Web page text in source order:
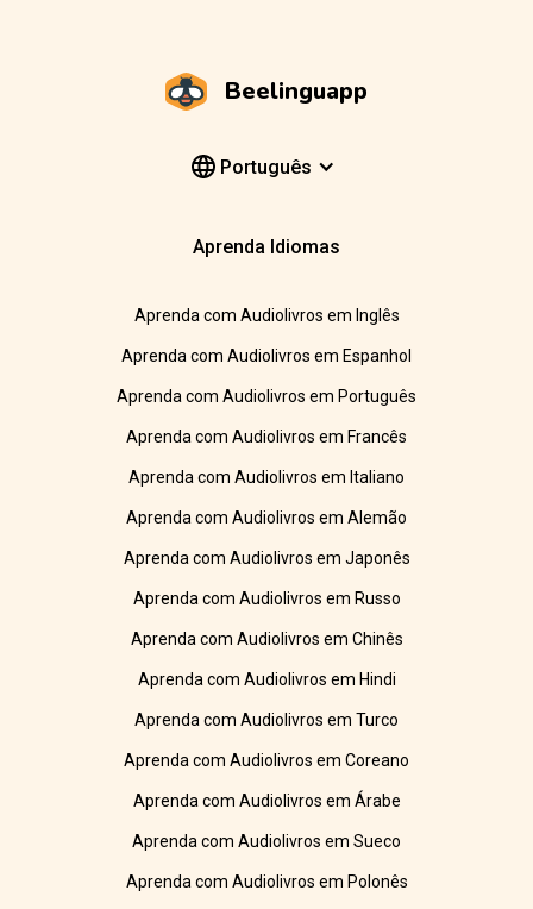
Beelinguapp
Português
Aprenda Idiomas
Aprenda com Audiolivros em Inglês
Aprenda com Audiolivros em Espanhol
Aprenda com Audiolivros em Português
Aprenda com Audiolivros em Francês
Aprenda com Audiolivros em Italiano
Aprenda com Audiolivros em Alemão
Aprenda com Audiolivros em Japonês
Aprenda com Audiolivros em Russo
Aprenda com Audiolivros em Chinês
Aprenda com Audiolivros em Hindi
Aprenda com Audiolivros em Turco
Aprenda com Audiolivros em Coreano
Aprenda com Audiolivros em Árabe
Aprenda com Audiolivros em Sueco
Aprenda com Audiolivros em Polonês